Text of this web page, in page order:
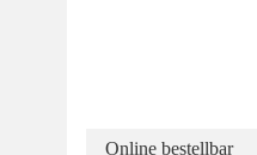
Online bestellbar